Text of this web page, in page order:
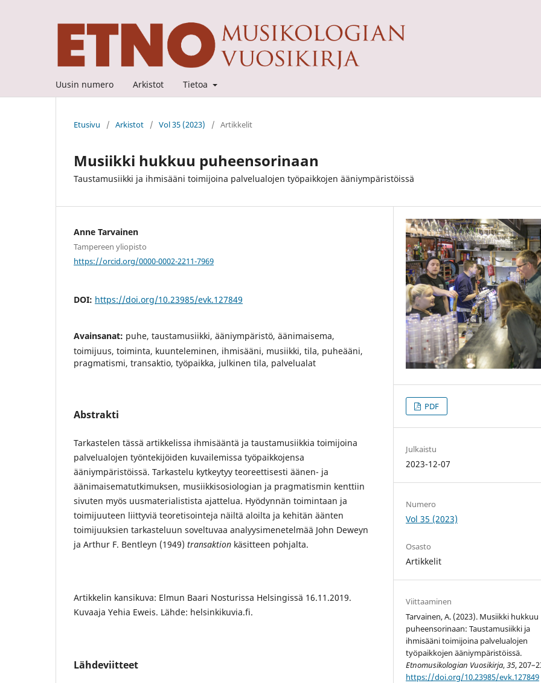
Uusin numero Arkistot Tietoa
Etusivu / Arkistot / Vol 35 (2023) / Artikkelit
Musiikki hukkuu puheensorinaan
Taustamusiikki ja ihmisääni toimijoina palvelualojen työpaikkojen ääniympäristöissä
Anne Tarvainen
Tampereen yliopisto
https://orcid.org/0000-0002-2211-7969
DOI: https://doi.org/10.23985/evk.127849
Avainsanat: puhe, taustamusiikki, ääniympäristö, äänimaisema,
toimijuus, toiminta, kuunteleminen, ihmisääni, musiikki, tila, puheääni,
pragmatismi, transaktio, työpaikka, julkinen tila, palvelualat
Abstrakti
Tarkastelen tässä artikkelissa ihmisääntä ja taustamusiikkia toimijoina
palvelualojen työntekijöiden kuvailemissa työpaikkojensa
ääniympäristöissä. Tarkastelu kytkeytyy teoreettisesti äänen- ja
äänimaisematutkimuksen, musiikkisosiologian ja pragmatismin kenttiin
sivuten myös uusmaterialistista ajattelua. Hyödynnän toimintaan ja
toimijuuteen liittyviä teoretisointeja näiltä aloilta ja kehitän äänten
toimijuuksien tarkasteluun soveltuvaa analyysimenetelmää John Deweyn
ja Arthur F. Bentleyn (1949) transaktion käsitteen pohjalta.
Artikkelin kansikuva: Elmun Baari Nosturissa Helsingissä 16.11.2019.
Kuvaaja Yehia Eweis. Lähde: helsinkikuvia.fi.
Lähdeviitteet
PDF
Julkaistu
2023-12-07
Numero
Vol 35 (2023)
Osasto
Artikkelit
Viittaaminen
Tarvainen, A. (2023). Musiikki hukkuu
puheensorinaan: Taustamusiikki ja
ihmisääni toimijoina palvelualojen
työpaikkojen ääniympäristöissä.
Etnomusikologian Vuosikirja,35,
https://doi.org/10.23985/evk.127849